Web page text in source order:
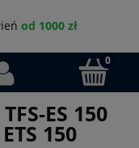
od 1000 zł
ES 150
150